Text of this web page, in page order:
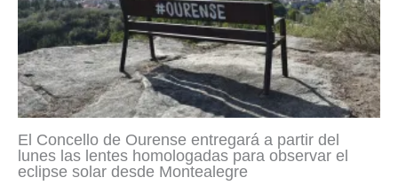
El Concello de Ourense entregará a partir del
lunes las lentes homologadas para observar el
eclipse solar desde Montealegre